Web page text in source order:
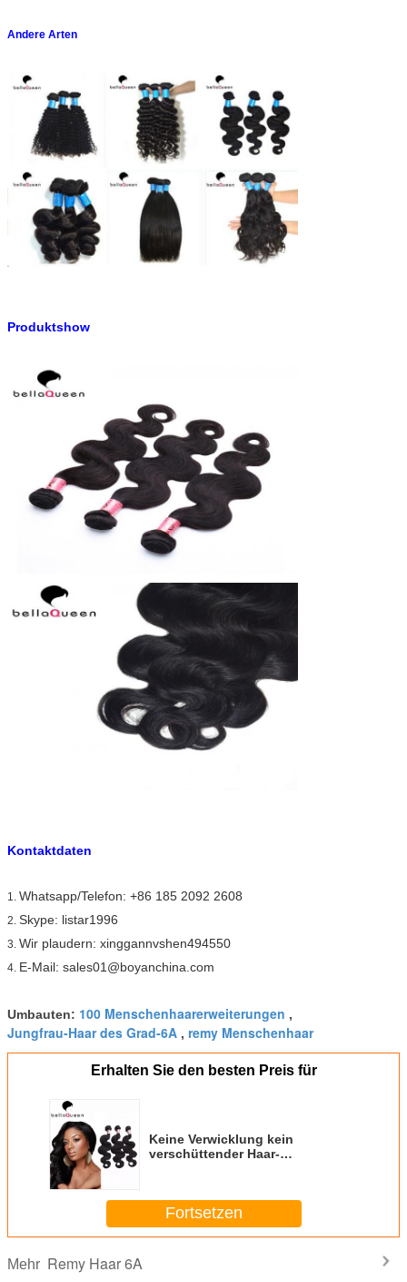
Andere Arten
Produktshow
Kontaktdaten
1. Whatsapp/Telefon: +86 185 2092 2608
2. Skype: listar1996
3. Wir plaudern: xinggannvshen494550
4. E-Mail: sales01@boyanchina.com
Umbauten: 100 Menschenhaarerweiterungen ,
Jungfrau-Haar des Grad-6A , remy Menschenhaar
Erhalten Sie den besten Preis für
Keine Verwicklung kein
verschüttender Haar-
Remy
Fortsetzen
Mehr Remy Haar 6A